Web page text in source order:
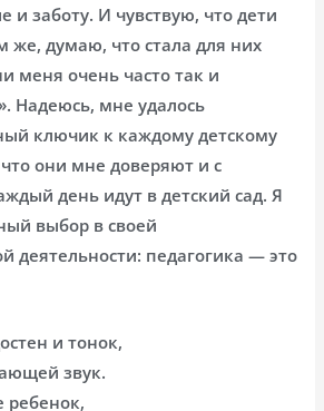
и заботу. И чувствую, что дети
же, думаю, что стала для них
меня очень часто так и
Надеюсь, мне удалось
ключик к каждому детскому
они мне доверяют и с
день идут в детский сад. Я
выбор в своей
деятельности: педагогика — это
и тонок,
звук.
ребенок,